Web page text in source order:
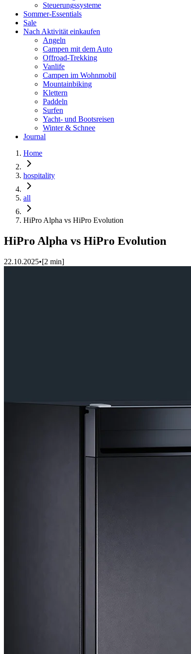
Steuerungssysteme
Sommer-Essentials
Sale
Nach Aktivität einkaufen
Angeln
Campen mit dem Auto
Offroad-Trekking
Vanlife
Campen im Wohnmobil
Mountainbiking
Klettern
Paddeln
Surfen
Yacht- und Bootsreisen
Winter & Schnee
Journal
Home
hospitality
all
HiPro Alpha vs HiPro Evolution
HiPro Alpha vs HiPro Evolution
22.10.2025•[2 min]